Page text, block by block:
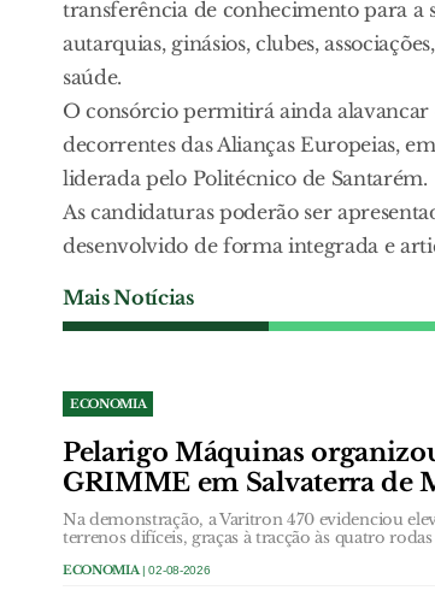
transferência de conhecimento para a
autarquias, ginásios, clubes,
saúde.
O consórcio permitirá ainda
decorrentes das Alianças Europeias,
liderada pelo Politécnico de Santarém.
As candidaturas poderão ser
desenvolvido de forma integrada e
Mais Notícias
ECONOMIA
Pelarigo Máquinas
GRIMME em Salvaterra de
Na demonstração, a Varitron 470 evidenciou
terrenos difíceis, graças à tracção às quatro
ECONOMIA | 02-08-2026